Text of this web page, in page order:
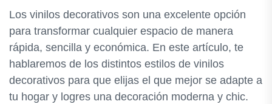
Los vinilos decorativos son una excelente opción
para transformar cualquier espacio de manera
rápida, sencilla y económica. En este artículo, te
hablaremos de los distintos estilos de vinilos
decorativos para que elijas el que mejor se adapte a
tu hogar y logres una decoración moderna y chic.